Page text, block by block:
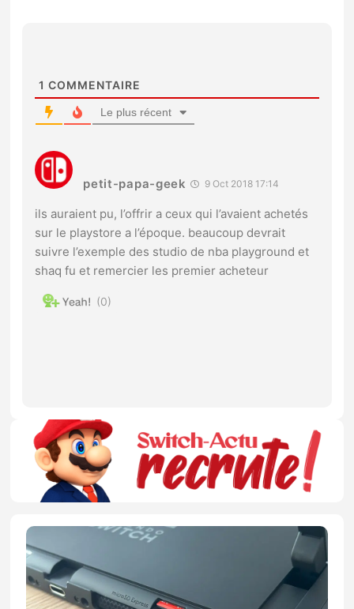
1 COMMENTAIRE
Le plus récent
petit-papa-geek 9 Oct 2018 17:14
ils auraient pu, l’offrir a ceux qui l’avaient achetés
sur le playstore a l’époque. beaucoup devrait
suivre l’exemple des studio de nba playground et
shaq fu et remercier les premier acheteur
0